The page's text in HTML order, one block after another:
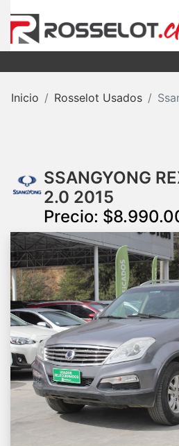
Inicio Rosselot Usados
SSANGYONG
2.0 2015
Precio:
Previous